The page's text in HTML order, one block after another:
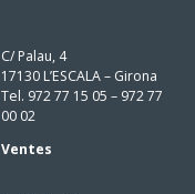
C/ Palau, 4
17130 L’ESCALA – Girona
Tel. 972 77 15 05 – 972 77
00 02
Ventes